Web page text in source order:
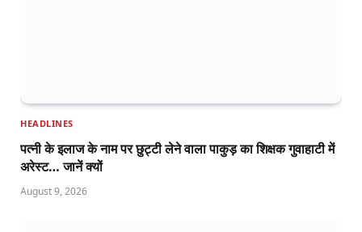
HEADLINES
पत्नी के इलाज के नाम पर छुट्टी लेने वाला पाकुड़ का शिक्षक गुवाहाटी में
अरेस्ट… जानें क्यों
August 9, 2026